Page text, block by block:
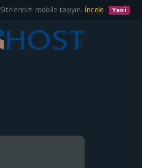
Yeni
Sitelerinizi mobile taşıyın. İncele